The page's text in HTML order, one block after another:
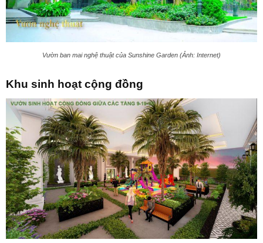
Vườn ban mai nghệ thuật của Sunshine Garden (Ảnh: Internet)
Khu sinh hoạt cộng đồng